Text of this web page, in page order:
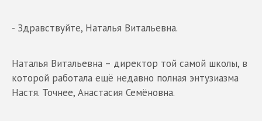
- Здравствуйте, Наталья Витальевна.
Наталья Витальевна – директор той самой школы, в
которой работала ещё недавно полная энтузиазма
Настя. Точнее, Анастасия Семёновна.